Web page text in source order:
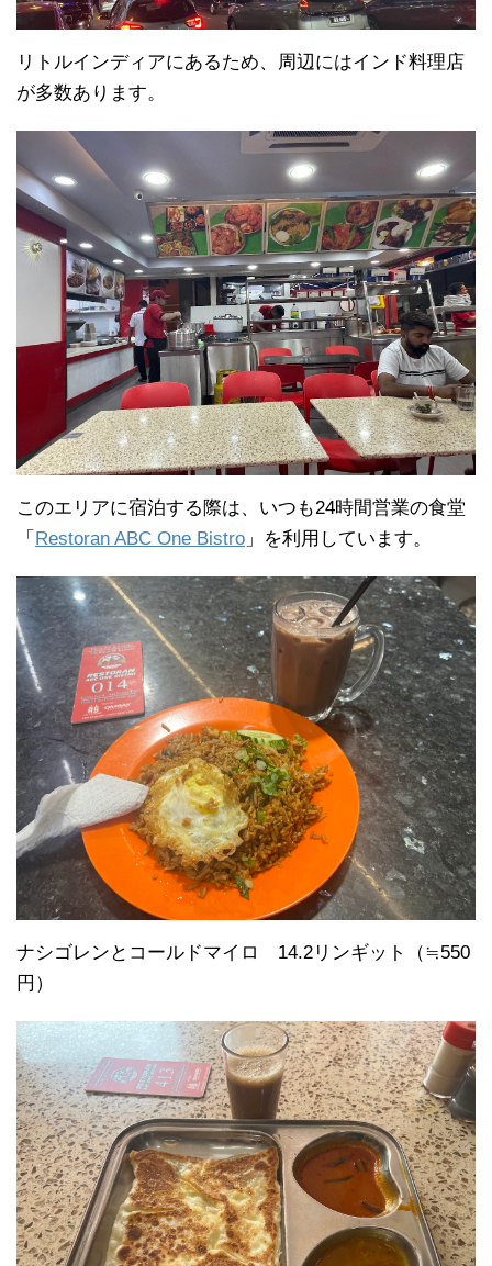
リトルインディアにあるため、周辺にはインド料理店
が多数あります。
このエリアに宿泊する際は、いつも24時間営業の食堂
「 Restoran ABC One Bistro 」を利用しています。
ナシゴレンとコールドマイロ 14.2リンギット（≒550
円）